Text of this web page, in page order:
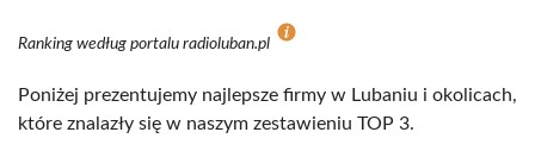
Ranking według portalu radioluban.pl
Poniżej prezentujemy najlepsze firmy w Lubaniu i okolicach,
które znalazły się w naszym zestawieniu TOP 3.